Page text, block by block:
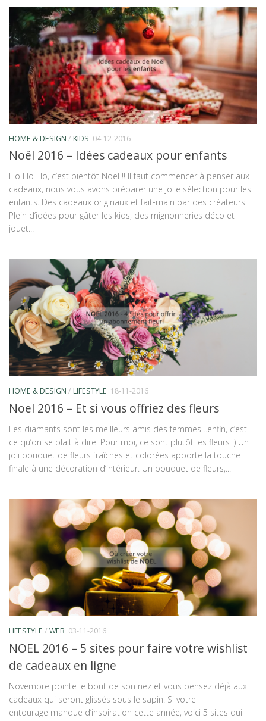
HOME & DESIGN / KIDS 04-12-2016
Noël 2016 – Idées cadeaux pour enfants
Ho Ho Ho, c’est bientôt Noël !! Il faut commencer à penser aux
cadeaux, nous vous avons préparer une jolie sélection pour les
enfants. Des cadeaux originaux et fait-main par des créateurs.
Plein d’idées pour gâter les kids, des mignonneries déco et
jouet...
HOME & DESIGN / LIFESTYLE 18-11-2016
Noel 2016 – Et si vous offriez des fleurs
Les diamants sont les meilleurs amis des femmes…enfin, c’est
ce qu’on se plait à dire. Pour moi, ce sont plutôt les fleurs :) Un
joli bouquet de fleurs fraîches et colorées apporte la touche
finale à une décoration d’intérieur. Un bouquet de fleurs,...
LIFESTYLE / WEB 03-11-2016
NOEL 2016 – 5 sites pour faire votre wishlist
de cadeaux en ligne
Novembre pointe le bout de son nez et vous pensez déjà aux
cadeaux qui seront glissés sous le sapin. Si votre
entourage manque d’inspiration cette année, voici 5 sites qui